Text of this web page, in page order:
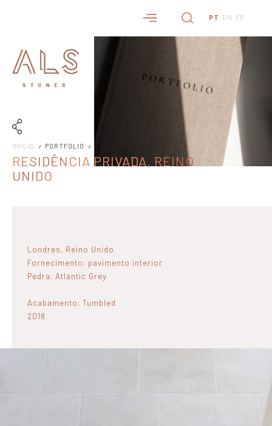
PT EN FR
INÍCIO PORTFOLIO
RESIDÊNCIA PRIVADA, REINO
UNIDO
Londres, Reino Unido
Fornecimento: pavimento interior
Pedra: Atlantic Grey
Acabamento: Tumbled
2018